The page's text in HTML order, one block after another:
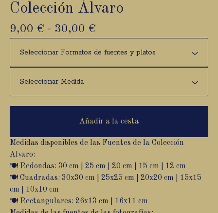
Colección Álvaro
9,00 € - 30,00 €
Añadir a la cesta
Medidas disponibles de las Fuentes de la Colección
Alvaro:
🍽️ Redondas: 30 cm | 25 cm | 20 cm | 15 cm | 12 cm
🍽️ Cuadradas: 30x30 cm | 25x25 cm | 20x20 cm | 15x15
cm | 10x10 cm
🍽️ Rectangulares: 26x13 cm | 16x11 cm